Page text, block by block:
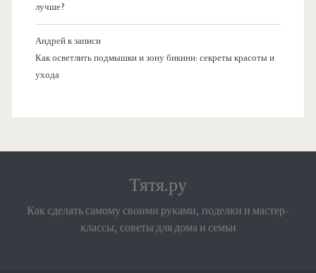
лучше?
Андрейк записи
Как осветлить подмышки и зону бикини: секреты красоты и
ухода
Тятя.ру
Как сделать самому своими руками, поделки и мастер-
классы, советы для дома и семьи